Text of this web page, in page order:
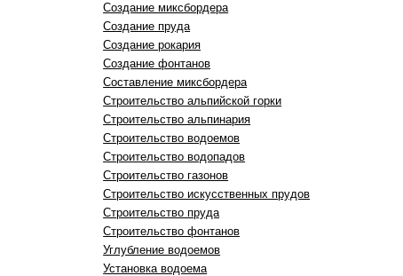
Создание миксбордера
Создание пруда
Создание рокария
Создание фонтанов
Составление миксбордера
Строительство альпийской горки
Строительство альпинария
Строительство водоемов
Строительство водопадов
Строительство газонов
Строительство искусственных прудов
Строительство пруда
Строительство фонтанов
Углубление водоемов
Установка водоема